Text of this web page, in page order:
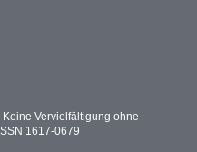
Vervielfältigung ohne
1617-0679